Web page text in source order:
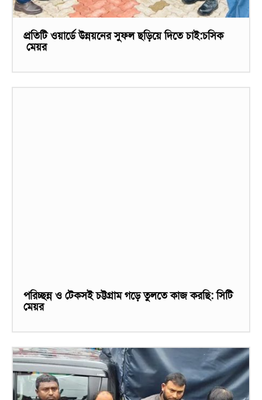
প্রতিটি ওয়ার্ডে উন্নয়নের সুফল ছড়িয়ে দিতে চাই:চসিক
মেয়র
পরিচ্ছন্ন ও টেকসই চট্টগ্রাম গড়ে তুলতে কাজ করছি: সিটি
মেয়র